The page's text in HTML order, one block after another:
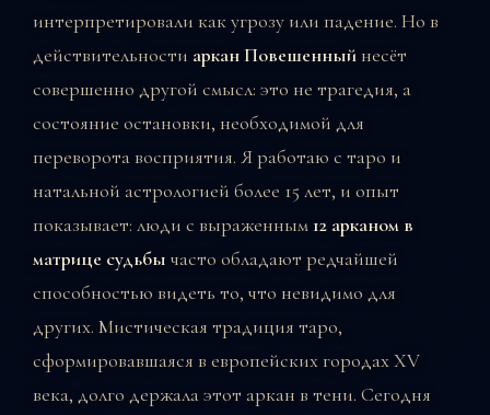
интерпретировали как угрозу или падение. Но в
действительности аркан Повешенный несёт
совершенно другой смысл: это не трагедия, а
состояние остановки, необходимой для
переворота восприятия. Я работаю с таро и
натальной астрологией более 15 лет, и опыт
показывает: люди с выраженным12 арканом в
матрице судьбы часто обладают редчайшей
способностью видеть то, что невидимо для
других. Мистическая традиция таро,
сформировавшаяся в европейских городах XV
века, долго держала этот аркан в тени. Сегодня